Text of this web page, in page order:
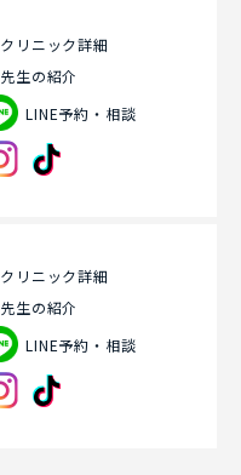
クリニック詳細
先生の紹介
LINE予約・相談
クリニック詳細
先生の紹介
LINE予約・相談